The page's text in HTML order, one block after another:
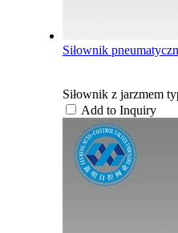
Siłownik
Siłownik z jarzmem
Add to Inquiry